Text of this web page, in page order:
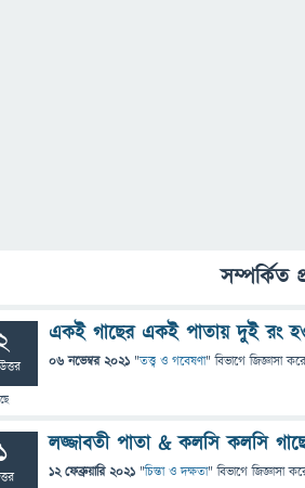
সম্পর্কিত
একই গাছের একই পাতায় দুই রং
06 নভেম্বর 2021 "তত্ত্ব ও গবেষণা" বিভাগে জিজ্ঞাসা
লজ্জাবতী পাতা & কলসি কলসি
12 ফেব্রুয়ারি 2021 "চিন্তা ও দক্ষতা" বিভাগে জিজ্ঞাসা